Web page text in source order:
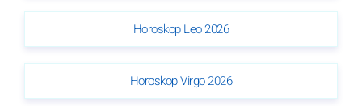
Horoskop Leo 2026
Horoskop Virgo 2026